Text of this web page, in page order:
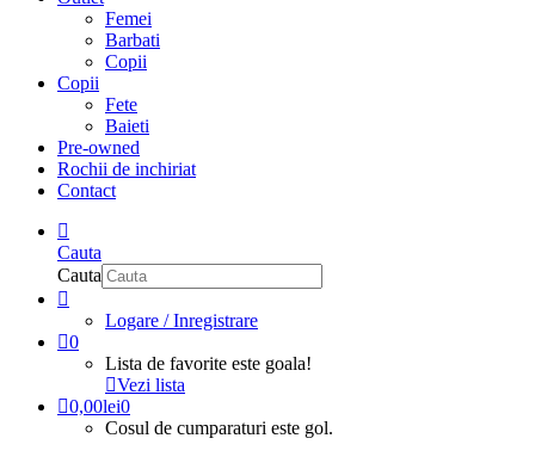
Femei
Barbati
Copii
Copii
Fete
Baieti
Pre-owned
Rochii de inchiriat
Contact
Cauta
Cauta
Logare / Inregistrare
0
Lista de favorite este goala!
Vezi lista
0,00lei0
Cosul de cumparaturi este gol.